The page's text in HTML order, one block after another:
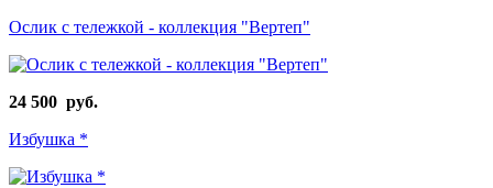
Ослик с тележкой - коллекция "Вертеп"
24 500 руб.
Избушка *